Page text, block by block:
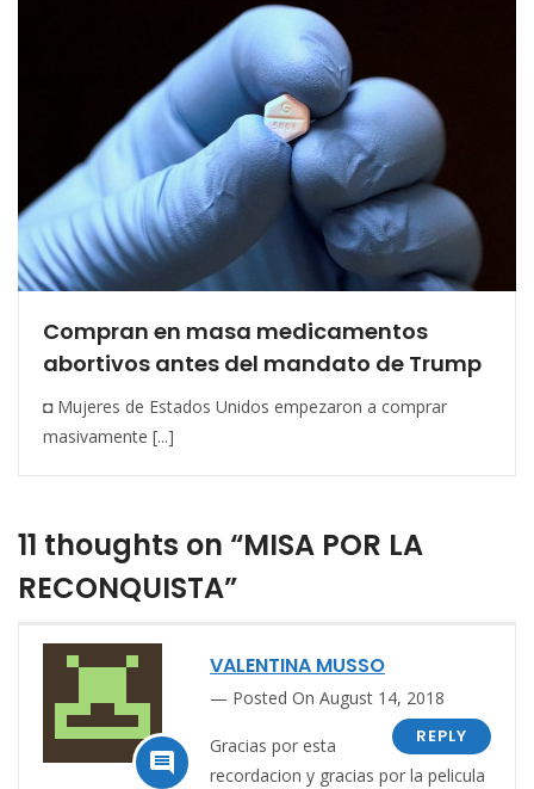
Compran en masa medicamentos
abortivos antes del mandato de Trump
◘ Mujeres de Estados Unidos empezaron a comprar
masivamente [...]
11 thoughts on “MISA POR LA
RECONQUISTA”

VALENTINA MUSSO
Posted On August 14, 2018
REPLY
Gracias por esta
recordacion y gracias por la pelicula